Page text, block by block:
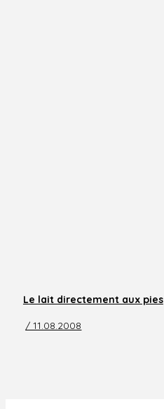
Le lait directement aux pies
/ 11.08.2008